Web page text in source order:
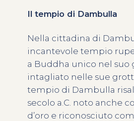
Il tempio di Dambulla
Nella cittadina di
incantevole tempio
a Buddha unico nel suo
intagliato nelle sue
tempio di Dambulla
secolo a.C. noto anche
d’oro e riconosciuto